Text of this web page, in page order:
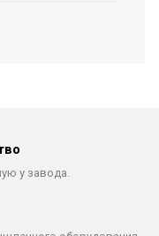
у завода.